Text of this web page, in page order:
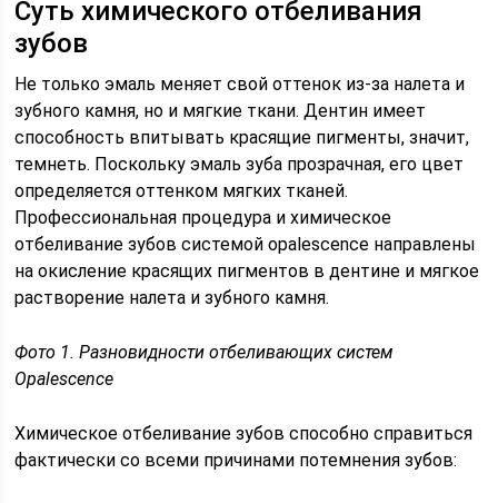
Суть химического отбеливания
зубов
Не только эмаль меняет свой оттенок из-за налета и
зубного камня, но и мягкие ткани. Дентин имеет
способность впитывать красящие пигменты, значит,
темнеть. Поскольку эмаль зуба прозрачная, его цвет
определяется оттенком мягких тканей.
Профессиональная процедура и химическое
отбеливание зубов системой opalescence направлены
на окисление красящих пигментов в дентине и мягкое
растворение налета и зубного камня.
Фото 1. Разновидности отбеливающих систем
Opalescence
Химическое отбеливание зубов способно справиться
фактически со всеми причинами потемнения зубов: